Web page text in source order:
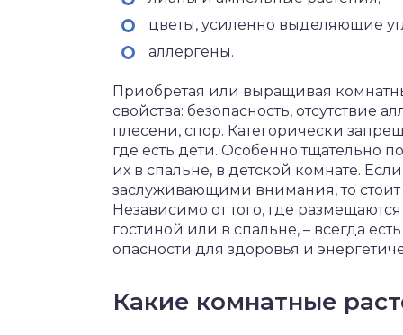
цветы, усиленно выделяющие
аллергены.
Приобретая или выращивая
свойства: безопасность, отсутствие
плесени, спор. Категорически
где есть дети. Особенно тщательно
их в спальне, в детской комнате.
заслуживающими внимания, то
Независимо от того, где
гостиной или в спальне, – всегда
опасности для здоровья и
Какие комнатные